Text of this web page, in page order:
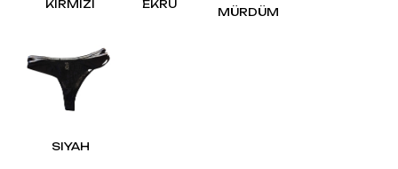
KIRMIZI EKRU
MÜRDÜM
SIYAH